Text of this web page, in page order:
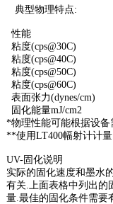
典型物理特点:
性能
粘度(cps@30C)
粘度(cps@40C)
粘度(cps@50C)
粘度(cps@60C)
表面张力(dynes/cm)
固化能量mJ/cm2
*物理性能可能根据设备
**使用LT400幅射计计量.
UV-固化说明
实际的固化速度和墨水
有关. 上面表格中列出
量. 最佳的固化条件需要